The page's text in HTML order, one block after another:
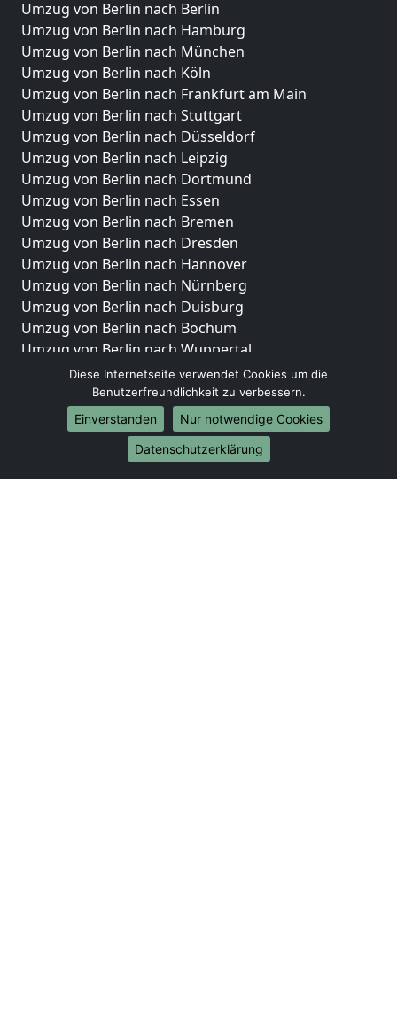
Umzug von Berlin nach Berlin
Umzug von Berlin nach Hamburg
Umzug von Berlin nach München
Umzug von Berlin nach Köln
Umzug von Berlin nach Frankfurt am Main
Umzug von Berlin nach Stuttgart
Umzug von Berlin nach Düsseldorf
Umzug von Berlin nach Leipzig
Umzug von Berlin nach Dortmund
Umzug von Berlin nach Essen
Umzug von Berlin nach Bremen
Umzug von Berlin nach Dresden
Umzug von Berlin nach Hannover
Umzug von Berlin nach Nürnberg
Umzug von Berlin nach Duisburg
Umzug von Berlin nach Bochum
Umzug von Berlin nach Wuppertal
Umzug von Berlin nach Bielefeld
Umzug von Berlin nach Bonn
Umzug von Berlin nach Münster
Internationale-Umzüge
Umzug von Berlin nach Brasilien
Diese Internetseite verwendet Cookies um die
Benutzerfreundlichkeit zu verbessern.
Einverstanden
Nur notwendige Cookies
Datenschutzerklärung